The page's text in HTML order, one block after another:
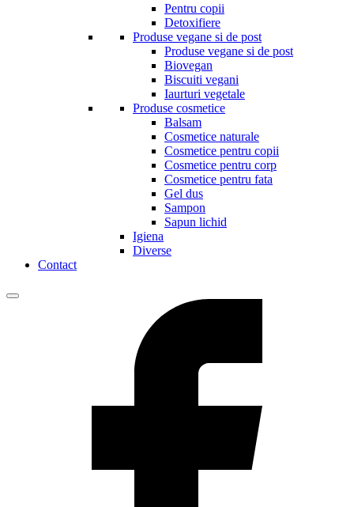
Pentru copii
Detoxifiere
Produse vegane si de post
Produse vegane si de post
Biovegan
Biscuiti vegani
Iaurturi vegetale
Produse cosmetice
Balsam
Cosmetice naturale
Cosmetice pentru copii
Cosmetice pentru corp
Cosmetice pentru fata
Gel dus
Sampon
Sapun lichid
Igiena
Diverse
Contact